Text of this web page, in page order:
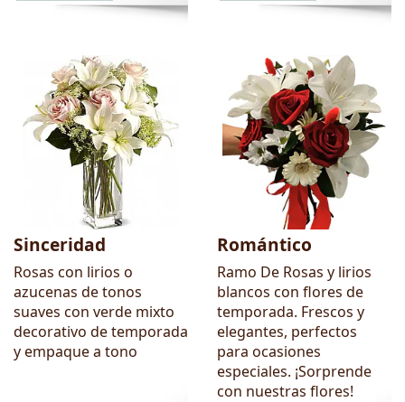
Sinceridad
Rosas con lirios o
azucenas de tonos
suaves con verde mixto
decorativo de temporada
y empaque a tono
Romántico
Ramo De Rosas y lirios
blancos con flores de
temporada. Frescos y
elegantes, perfectos
para ocasiones
especiales. ¡Sorprende
con nuestras flores!